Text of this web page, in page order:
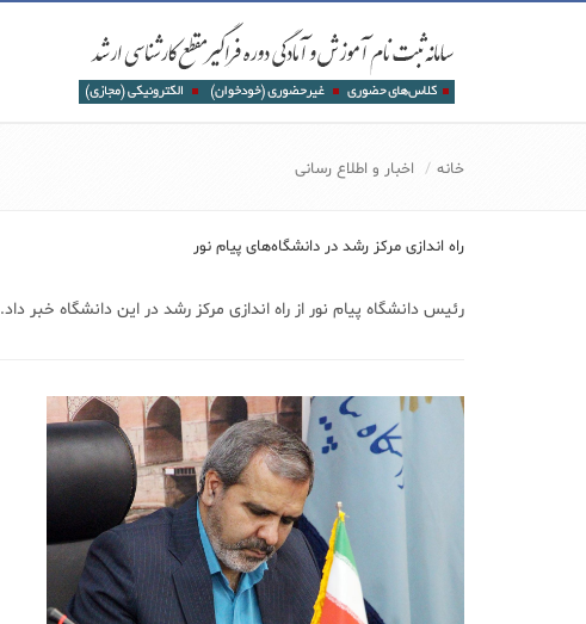
خانه اخبار و اطلاع رسانی
راه اندازی مرکز رشد در دانشگاه‌های پیام نور
رئیس دانشگاه پیام نور از راه اندازی مرکز رشد در این دانشگاه‌ خبر داد.